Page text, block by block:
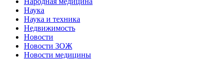
Наука
Наука и техника
Недвижимость
Новости
Новости ЗОЖ
Новости медицины